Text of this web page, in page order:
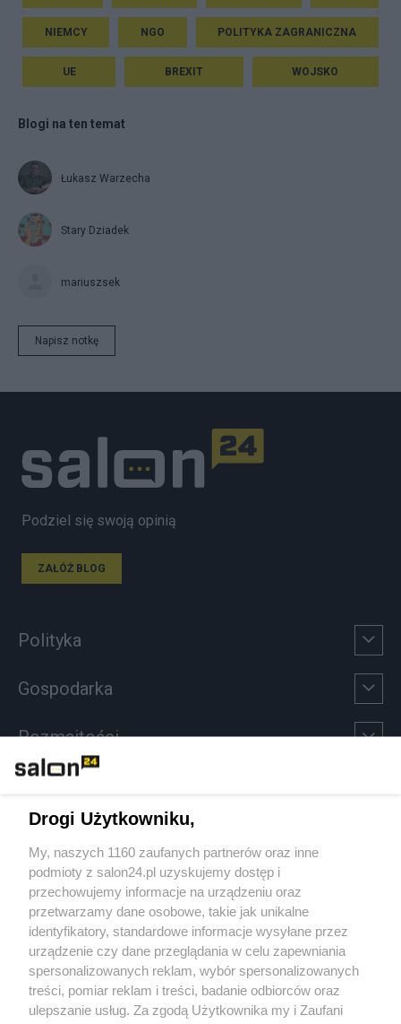
NIEMCY NGO POLITYKA ZAGRANICZNA
UE BREXIT WOJSKO
Blogi na ten temat
Łukasz Warzecha
Stary Dziadek
mariuszsek
Napisz notkę
Podziel się swoją opinią
ZAŁÓŻ BLOG
Polityka
Gospodarka
Rozmaitości
Sport
Społeczeństwo
Kultura
X Facebook Instagram Youtube
Drogi Użytkowniku,
My, naszych 1160 zaufanych partnerów oraz inne
podmioty z salon24.pl uzyskujemy dostęp i
przechowujemy informacje na urządzeniu oraz
przetwarzamy dane osobowe, takie jak unikalne
identyfikatory, standardowe informacje wysyłane przez
urządzenie czy dane przeglądania w celu zapewniania
spersonalizowanych reklam, wybór spersonalizowanych
treści, pomiar reklam i treści, badanie odbiorców oraz
ulepszanie usług. Za zgodą Użytkownika my i Zaufani